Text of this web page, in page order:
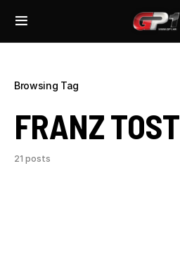
Browsing Tag
FRANZ TOST
21 posts